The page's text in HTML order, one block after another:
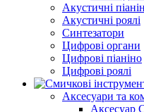
Акустичні
Акустичні роялі
Синтезатори
Цифрові органи
Цифрові піаніно
Цифрові роялі
Аксесуари та
Аксесуар